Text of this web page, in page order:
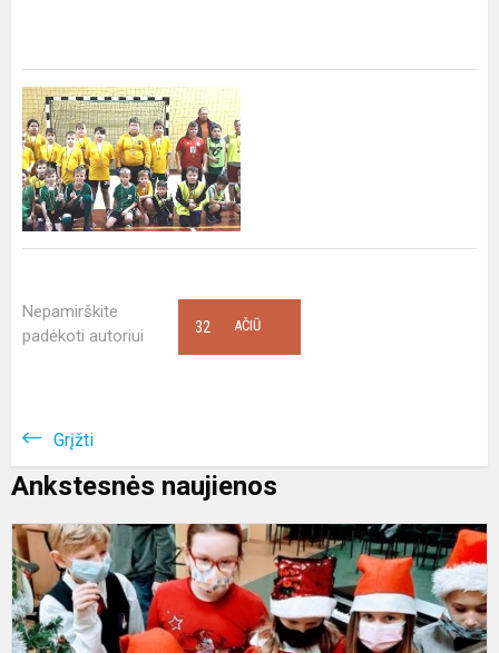
Nepamirškite
padėkoti autoriui
AČIŪ
32
Grįžti
Ankstesnės naujienos